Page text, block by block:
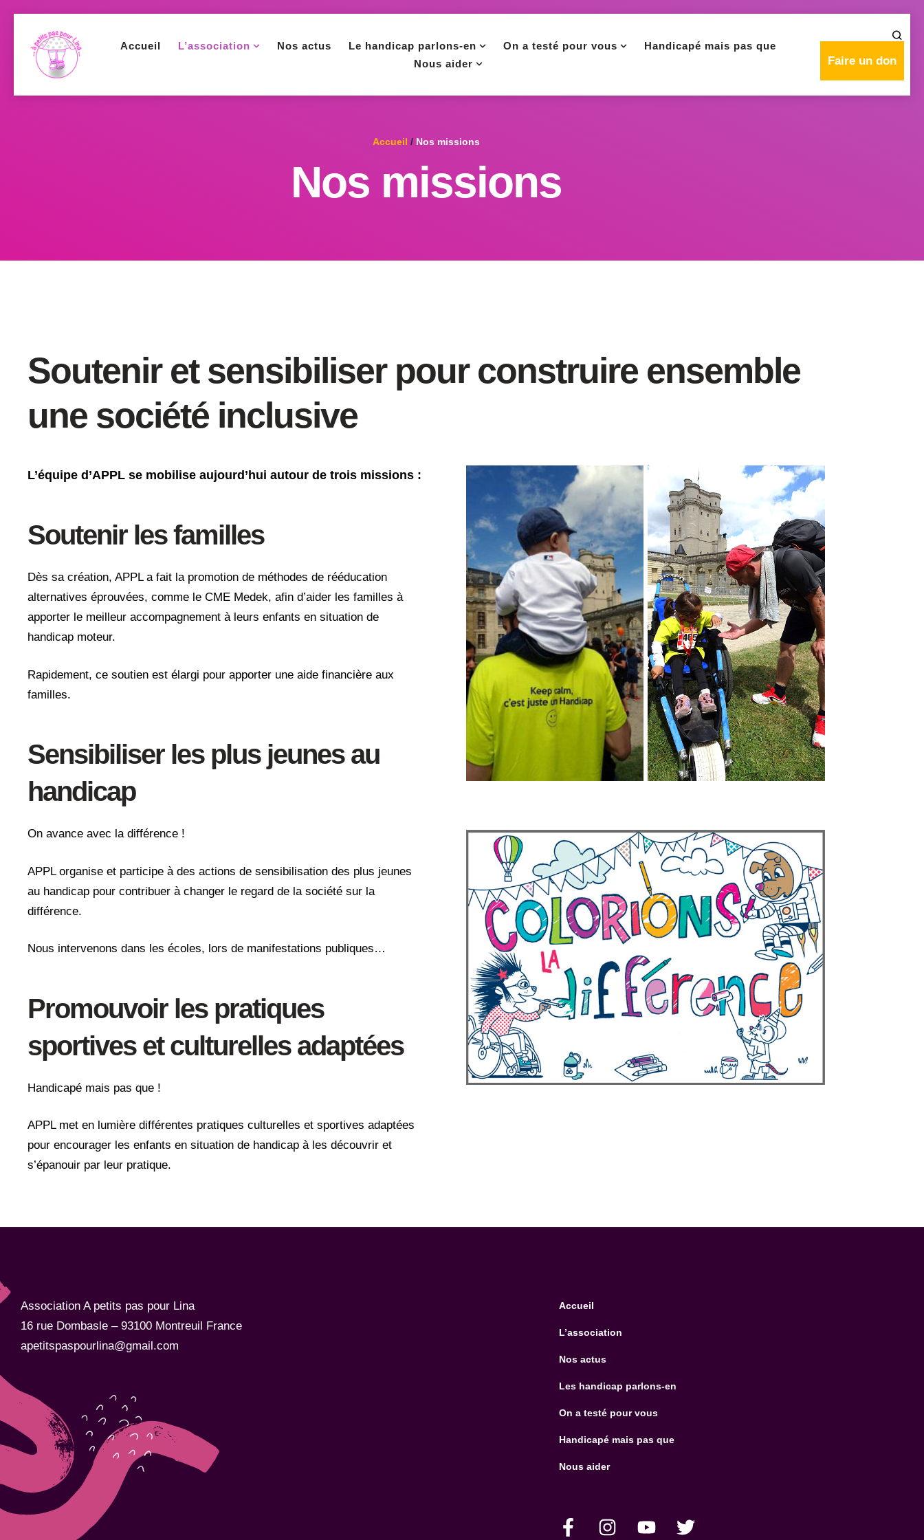
Accueil L’association Nos actus Le handicap parlons-en On a testé pour vous
Handicapé mais pas que
Nous aider
Faire un don
Accueil / Nos missions
Nos missions
Soutenir et sensibiliser pour construire ensemble
une société inclusive
L’équipe d’APPL se mobilise aujourd’hui autour de trois missions :
Soutenir les familles
Dès sa création, APPL a fait la promotion de méthodes de rééducation
alternatives éprouvées, comme le CME Medek, afin d’aider les familles à
apporter le meilleur accompagnement à leurs enfants en situation de
handicap moteur.
Rapidement, ce soutien est élargi pour apporter une aide financière aux
familles.
Sensibiliser les plus jeunes au
handicap
On avance avec la différence !
APPL organise et participe à des actions de sensibilisation des plus jeunes
au handicap pour contribuer à changer le regard de la société sur la
différence.
Nous intervenons dans les écoles, lors de manifestations publiques…
Promouvoir les pratiques
sportives et culturelles adaptées
Handicapé mais pas que !
APPL met en lumière différentes pratiques culturelles et sportives adaptées
pour encourager les enfants en situation de handicap à les découvrir et
s’épanouir par leur pratique.
Association A petits pas pour Lina
16 rue Dombasle – 93100 Montreuil France
apetitspaspourlina@gmail.com
Accueil
L’association
Nos actus
Les handicap parlons-en
On a testé pour vous
Handicapé mais pas que
Nous aider